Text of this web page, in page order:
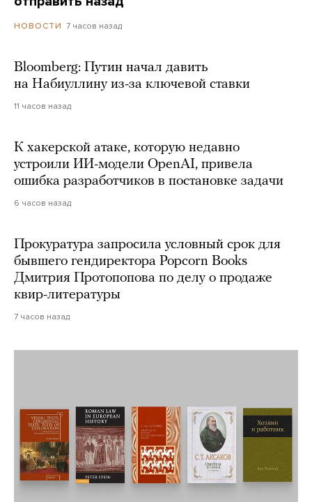
НОВОСТИ 7 часов назад
Bloomberg: Путин начал давить
на Набиуллину из-за ключевой ставки
11 часов назад
К хакерской атаке, которую недавно
устроили ИИ-модели OpenAI, привела
ошибка разработчиков в постановке задачи
6 часов назад
Прокуратура запросила условный срок для
бывшего гендиректора Popcorn Books
Дмитрия Протопопова по делу о продаже
квир-литературы
7 часов назад